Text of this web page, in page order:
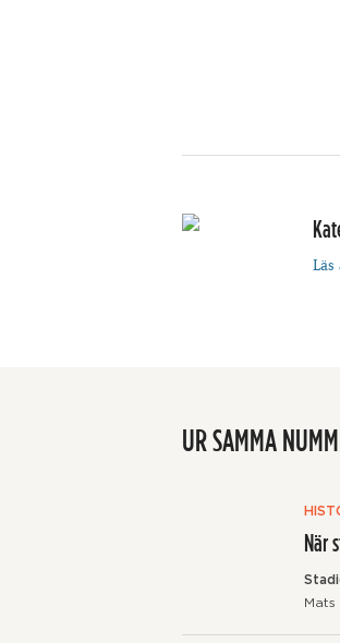
UR SAMMA
När
Mats